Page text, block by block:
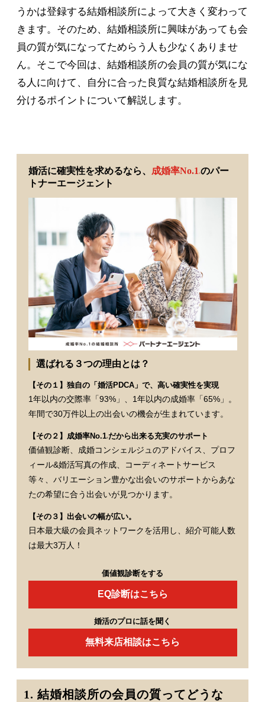
うかは登録する結婚相談所によって大きく変わって
きます。そのため、結婚相談所に興味があっても会
員の質が気になってためらう人も少なくありませ
ん。そこで今回は、結婚相談所の会員の質が気にな
る人に向けて、自分に合った良質な結婚相談所を見
分けるポイントについて解説します。
婚活に確実性を求めるなら、 成婚率No.1 ※のパー
トナーエージェント
選ばれる３つの理由とは？
【その１】独自の「婚活PDCA」で、高い確実性を実現
1年以内の交際率「93%」、1年以内の成婚率「65%」。
年間で30万件以上の出会いの機会が生まれています。
【その２】成婚率No.1※だから出来る充実のサポート
価値観診断、成婚コンシェルジュのアドバイス、プロフ
ィール&婚活写真の作成、コーディネートサービス
等々、バリエーション豊かな出会いのサポートからあな
たの希望に合う出会いが見つかります。
【その３】出会いの幅が広い。
日本最大級の会員ネットワークを活用し、紹介可能人数
は最大3万人！
価値観診断をする
EQ診断はこちら
婚活のプロに話を聞く
無料来店相談はこちら
1. 結婚相談所の会員の質ってどうな